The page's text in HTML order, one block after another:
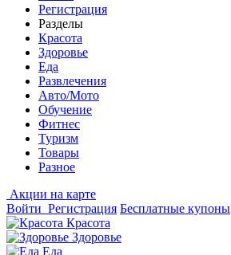
Регистрация
Разделы
Красота
Здоровье
Еда
Развлечения
Авто/Мото
Обучение
Фитнес
Туризм
Товары
Разное
Акции на карте
Войти Регистрация Бесплатные купоны
Красота
Здоровье
Еда